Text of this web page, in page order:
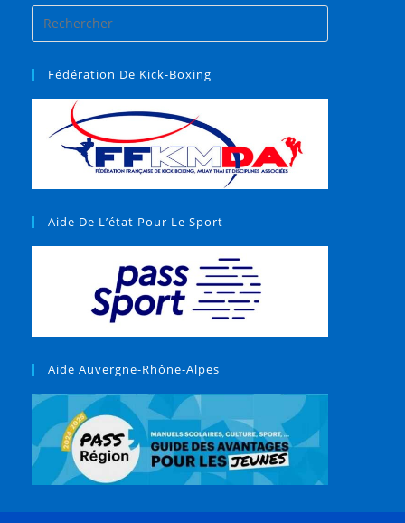
Fédération De Kick-Boxing
Aide De L’état Pour Le Sport
Aide Auvergne-Rhône-Alpes